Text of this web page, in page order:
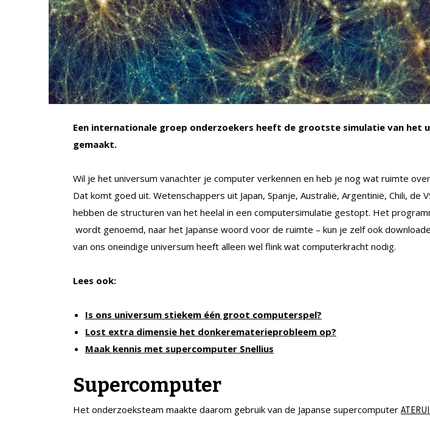
Een internationale groep onderzoekers heeft de grootste simulatie van het
gemaakt.
Wil je het universum vanachter je computer verkennen en heb je nog wat ruimte
Dat komt goed uit. Wetenschappers uit Japan, Spanje, Australië, Argentinië, Chili, de
hebben de structuren van het heelal in een computersimulatie gestopt. Het
wordt genoemd, naar het Japanse woord voor de ruimte – kun je zelf ook
van ons oneindige universum heeft alleen wel flink wat computerkracht nodig.
Lees ook:
Is ons universum stiekem één groot computerspel?
Lost extra dimensie het donkerematerieprobleem op?
Maak kennis met supercomputer Snellius
Supercomputer
Het onderzoeksteam maakte daarom gebruik van de Japanse supercomputer